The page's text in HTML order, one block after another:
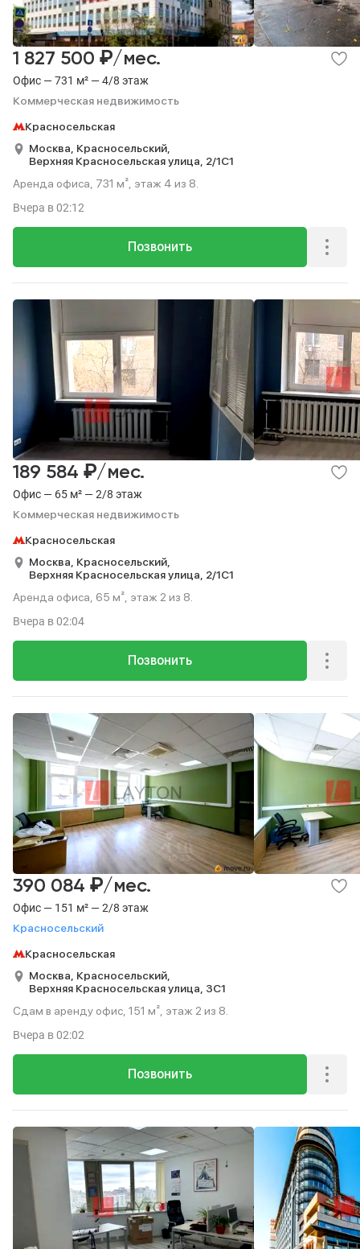
Офис — 731 м² — 4/8 этаж
Коммерческая недвижимость
1 827 500 ₽/мес.
Красносельская
Москва, Красносельский,
Верхняя Красносельская улица, 2/1С1
Аренда офиса, 731 м², этаж 4 из 8.
Позвонить
Вчера в 02:12
Офис — 65 м² — 2/8 этаж
Коммерческая недвижимость
189 584 ₽/мес.
Красносельская
Москва, Красносельский,
Верхняя Красносельская улица, 2/1С1
Аренда офиса, 65 м², этаж 2 из 8.
Позвонить
Вчера в 02:04
Офис — 151 м² — 2/8 этаж
Красносельский
390 084 ₽/мес.
Красносельская
Москва, Красносельский,
Верхняя Красносельская улица, 3С1
Сдам в аренду офис, 151 м², этаж 2 из 8.
Позвонить
Вчера в 02:02